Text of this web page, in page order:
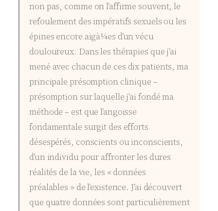
non pas, comme on l’affirme souvent, le
refoulement des impératifs sexuels ou les
épines encore aigà¼es d’un vécu
douloureux. Dans les thérapies que j’ai
mené avec chacun de ces dix patients, ma
principale présomption clinique –
présomption sur laquelle j’ai fondé ma
méthode – est que l’angoisse
fondamentale surgit des efforts
désespérés, conscients ou inconscients,
d’un individu pour affronter les dures
réalités de la vie, les « données
préalables » de l’existence. J’ai découvert
que quatre données sont particulièrement